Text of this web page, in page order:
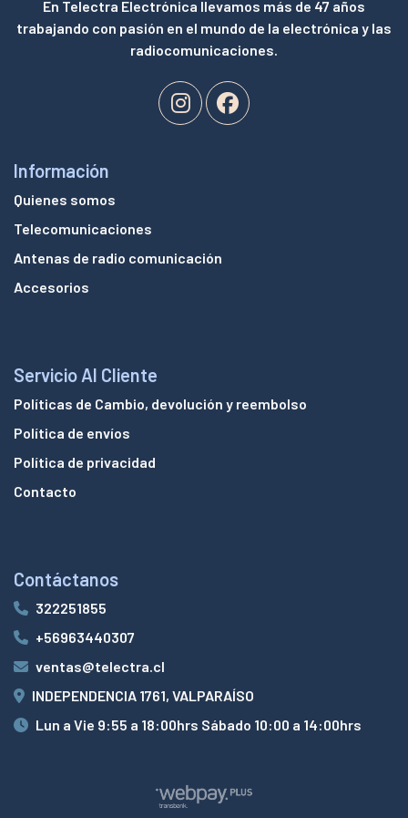
En Telectra Electrónica llevamos más de 47 años
trabajando con pasión en el mundo de la electrónica y las
radiocomunicaciones.
Información
Quienes somos
Telecomunicaciones
Antenas de radio comunicación
Accesorios
Servicio Al Cliente
Políticas de Cambio, devolución y reembolso
Política de envíos
Política de privacidad
Contacto
Contáctanos
322251855
+56963440307
ventas@telectra.cl
INDEPENDENCIA 1761, VALPARAÍSO
Lun a Vie 9:55 a 18:00hrs Sábado 10:00 a 14:00hrs